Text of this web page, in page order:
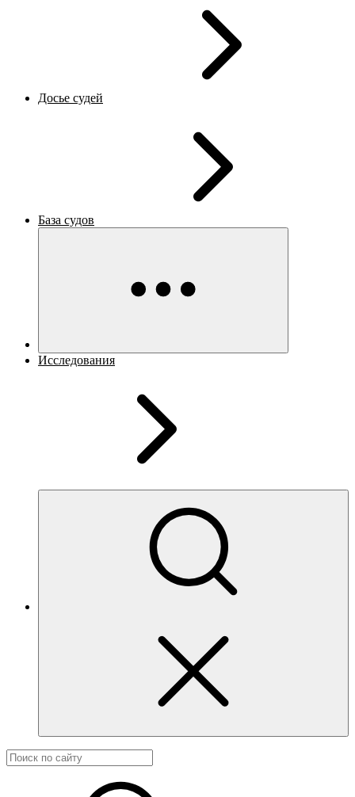
Досье судей
База судов
Исследования